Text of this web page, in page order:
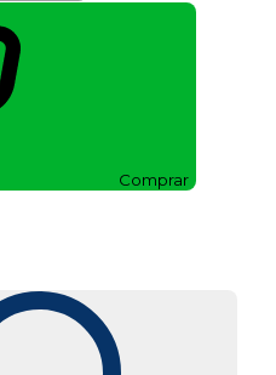
Comprar